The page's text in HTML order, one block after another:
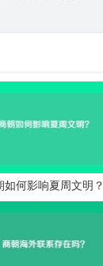
如何影响夏周文明？